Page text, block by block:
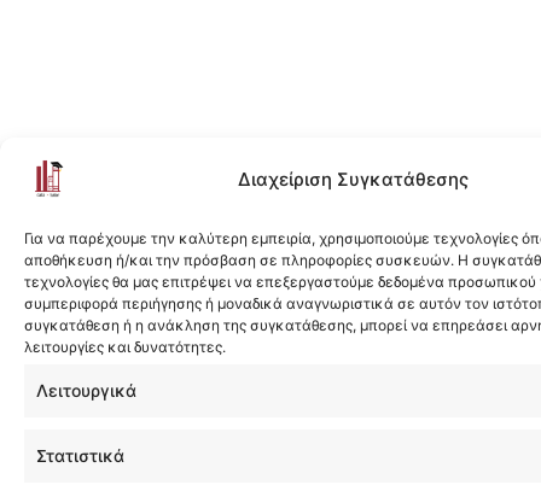
Διαχείριση Συγκατάθεσης
Για να παρέχουμε την καλύτερη εμπειρία, χρησιμοποιούμε τεχνολογίες
αποθήκευση ή/και την πρόσβαση σε πληροφορίες συσκευών. Η
τεχνολογίες θα μας επιτρέψει να επεξεργαστούμε δεδομένα
συμπεριφορά περιήγησης ή μοναδικά αναγνωριστικά σε αυτόν τον
συγκατάθεση ή η ανάκληση της συγκατάθεσης, μπορεί να επηρεάσει
λειτουργίες και δυνατότητες.
Λειτουργικά
Στατιστικά